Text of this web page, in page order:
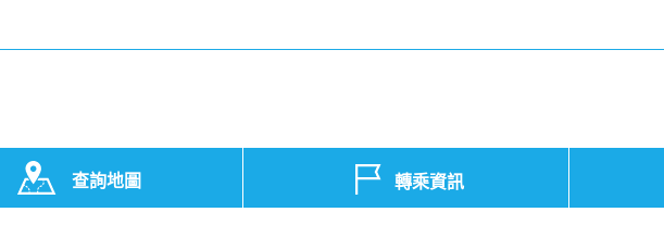
查詢地圖 轉乘資訊